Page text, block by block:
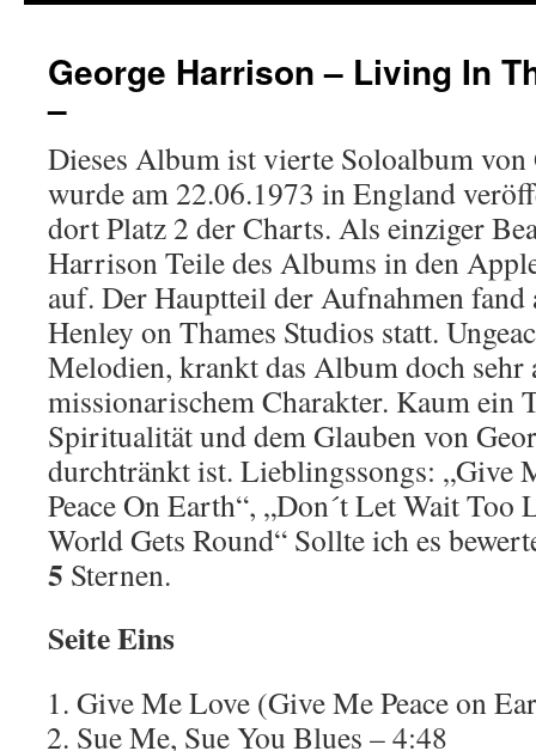
George Harrison – Living In
–
Dieses Album ist vierte Soloalbum
wurde am 22.06.1973 in England
dort Platz 2 der Charts. Als einziger
Harrison Teile des Albums in den
auf. Der Hauptteil der Aufnahmen
Henley on Thames Studios statt.
Melodien, krankt das Album doch sehr
missionarischem Charakter. Kaum ein
Spiritualität und dem Glauben von
durchtränkt ist. Lieblingssongs: „Give
Peace On Earth“, „Don´t Let Wait Too
World Gets Round“ Sollte ich es
5 Sternen.
Seite Eins
Give Me Love (Give Me Peace on
Sue Me, Sue You Blues – 4:48